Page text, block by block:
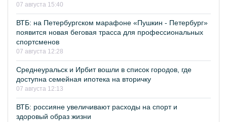
07 августа 15:40
ВТБ: на Петербургском марафоне «Пушкин - Петербург»
появится новая беговая трасса для профессиональных
спортсменов
07 августа 12:28
Среднеуральск и Ирбит вошли в список городов, где
доступна семейная ипотека на вторичку
07 августа 12:13
ВТБ: россияне увеличивают расходы на спорт и
здоровый образ жизни